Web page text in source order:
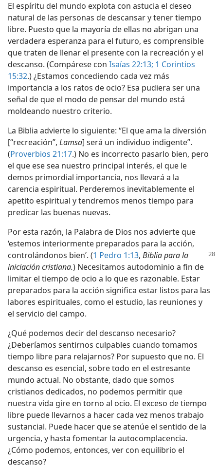
El espíritu del mundo explota con astucia el deseo
natural de las personas de descansar y tener tiempo
libre. Puesto que la mayoría de ellas no abrigan una
verdadera esperanza para el futuro, es comprensible
que traten de llenar el presente con la recreación y el
descanso. (Compárese con Isaías 22:13; 1 Corintios
15:32.) ¿Estamos concediendo cada vez más
importancia a los ratos de ocio? Esa pudiera ser una
señal de que el modo de pensar del mundo está
moldeando nuestro criterio.
La Biblia advierte lo siguiente: “El que ama la diversión
[“recreación”, Lamsa] será un individuo indigente”.
(Proverbios 21:17.) No es incorrecto pasarlo bien, pero
el que ese sea nuestro principal interés, el que le
demos primordial importancia, nos llevará a la
carencia espiritual. Perderemos inevitablemente el
apetito espiritual y tendremos menos tiempo para
predicar las buenas nuevas.
Por esta razón, la Palabra de Dios nos advierte que
‘estemos interiormente preparados para la acción,
controlándonos bien’. (1 Pedro 1:13, Biblia para la
iniciación cristiana.) Necesitamos autodominio a fin de
limitar el tiempo de ocio a lo que es razonable. Estar
preparados para la acción significa estar listos para las
labores espirituales, como el estudio, las reuniones y
el servicio del campo.
¿Qué podemos decir del descanso necesario?
¿Deberíamos sentirnos culpables cuando tomamos
tiempo libre para relajarnos? Por supuesto que no. El
descanso es esencial, sobre todo en el estresante
mundo actual. No obstante, dado que somos
cristianos dedicados, no podemos permitir que
nuestra vida gire en torno al ocio. El exceso de tiempo
libre puede llevarnos a hacer cada vez menos trabajo
sustancial. Puede hacer que se atenúe el sentido de la
urgencia, y hasta fomentar la autocomplacencia.
¿Cómo podemos, entonces, ver con equilibrio el
descanso?